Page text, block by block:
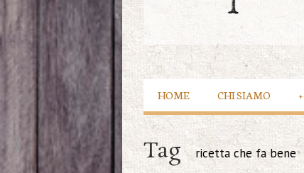
HOME CHI SIAMO +
Tag ricetta che fa bene